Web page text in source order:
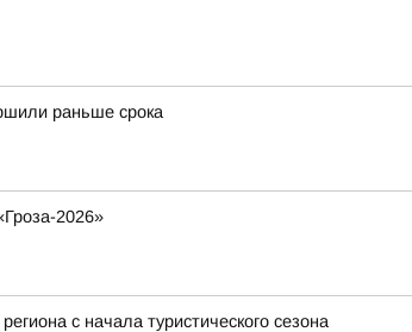
раньше срока
2026»
с начала туристического сезона